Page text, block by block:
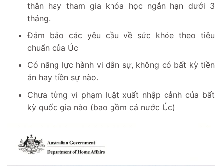
thân hay tham gia khóa học ngắn hạn dưới 3
tháng.
Đảm bảo các yêu cầu về sức khỏe theo tiêu
chuẩn của Úc
Có năng lực hành vi dân sự, không có bất kỳ tiền
án hay tiền sự nào.
Chưa từng vi phạm luật xuất nhập cảnh của bất
kỳ quốc gia nào (bao gồm cả nước Úc)